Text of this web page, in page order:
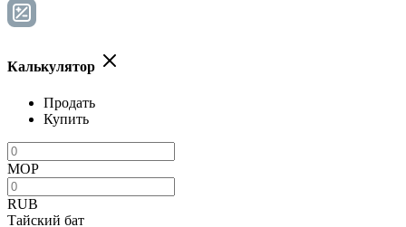
Калькулятор
Продать
Купить
MOP
RUB
Тайский бат